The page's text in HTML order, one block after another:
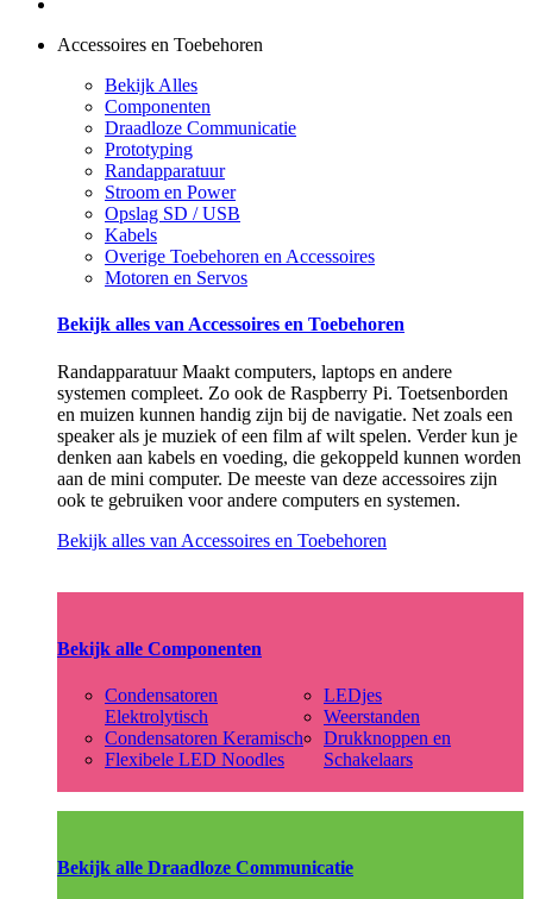
Accessoires en Toebehoren
Bekijk Alles
Componenten
Draadloze Communicatie
Prototyping
Randapparatuur
Stroom en Power
Opslag SD / USB
Kabels
Overige Toebehoren en Accessoires
Motoren en Servos
Bekijk alles van Accessoires en Toebehoren
Randapparatuur Maakt computers, laptops en andere
systemen compleet. Zo ook de Raspberry Pi. Toetsenborden
en muizen kunnen handig zijn bij de navigatie. Net zoals een
speaker als je muziek of een film af wilt spelen. Verder kun je
denken aan kabels en voeding, die gekoppeld kunnen worden
aan de mini computer. De meeste van deze accessoires zijn
ook te gebruiken voor andere computers en systemen.
Bekijk alles van Accessoires en Toebehoren
Bekijk alle Componenten
Condensatoren
Elektrolytisch
Condensatoren Keramisch
Flexibele LED Noodles
LEDjes
Weerstanden
Drukknoppen en
Schakelaars
Bekijk alle Draadloze Communicatie